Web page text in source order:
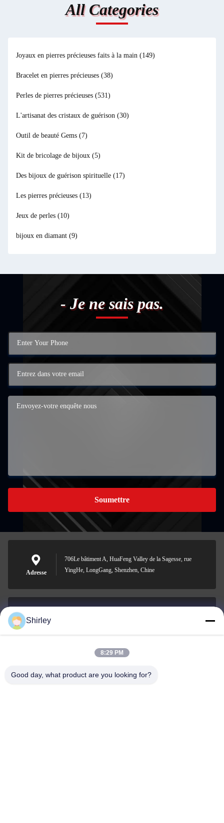
All Categories
Joyaux en pierres précieuses faits à la main (149)
Bracelet en pierres précieuses (38)
Perles de pierres précieuses (531)
L'artisanat des cristaux de guérison (30)
Outil de beauté Gems (7)
Kit de bricolage de bijoux (5)
Des bijoux de guérison spirituelle (17)
Les pierres précieuses (13)
Jeux de perles (10)
bijoux en diamant (9)
- Je ne sais pas.
Soumettre
Adresse
706Le bâtiment A, HuaFeng Valley de la Sagesse, rue
YingHe, LongGang, Shenzhen, Chine
0086-18148506772
Shirley
8:29 PM
Good day, what product are you looking for?